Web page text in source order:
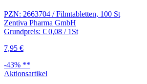
PZN: 2663704 / Filmtabletten, 100 St
Zentiva Pharma GmbH
Grundpreis: € 0,08 / 1St
7,95 €
-43% **
Aktionsartikel